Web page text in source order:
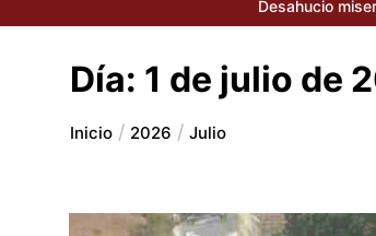
Desahucio
Día: 1 de julio de
Inicio 2026 Julio